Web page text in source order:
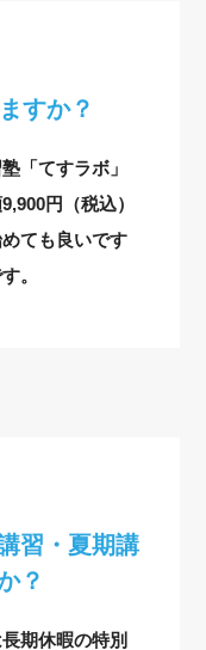
すか？
「てすラボ」
円（税込）
ても良いです
。
習・夏期講
？
期休暇の特別